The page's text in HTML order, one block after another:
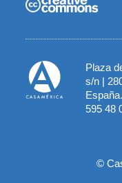
Plaza
s/n |
595 48
©